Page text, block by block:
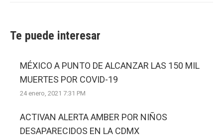
Te puede interesar
MÉXICO A PUNTO DE ALCANZAR LAS 150 MIL
MUERTES POR COVID-19
24 enero, 2021 7:31 PM
ACTIVAN ALERTA AMBER POR NIÑOS
DESAPARECIDOS EN LA CDMX